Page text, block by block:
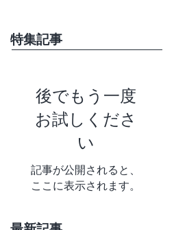
特集記事
後でもう一度
お試しくださ
い
記事が公開されると、
ここに表示されます。